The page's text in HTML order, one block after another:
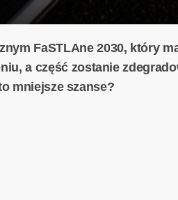
FaSTLAne 2030, który
a część zostanie
mniejsze szanse?